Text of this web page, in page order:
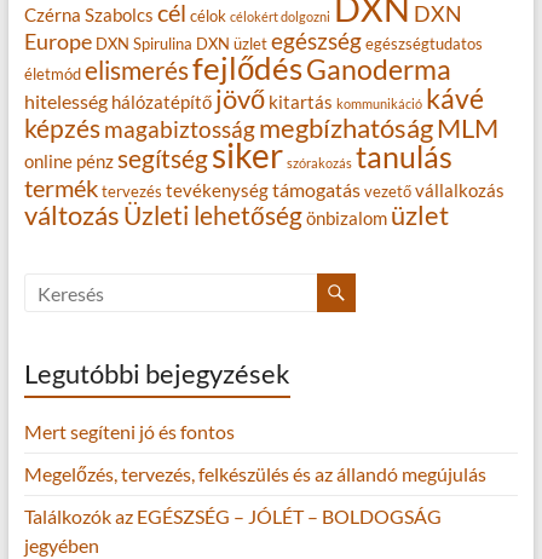
Czérna Szabolcs cél célok célokért dolgozni
DXN
Europe DXN Spirulina DXN üzlet egészség egészségtudatos
életmód elismerésfejlődésGanoderma
hitelesség hálózatépítő jövő kitartás kommunikáció kávé
képzésmagabiztosságmegbízhatóságMLM
online pénzsegítségsiker szórakozás tanulás
termék tervezés tevékenységtámogatás vezető vállalkozás
változás Üzleti lehetőségönbizalom üzlet
Legutóbbi bejegyzések
Mert segíteni jó és fontos
Megelőzés, tervezés, felkészülés és az állandó megújulás
Találkozók az EGÉSZSÉG – JÓLÉT – BOLDOGSÁG
jegyében